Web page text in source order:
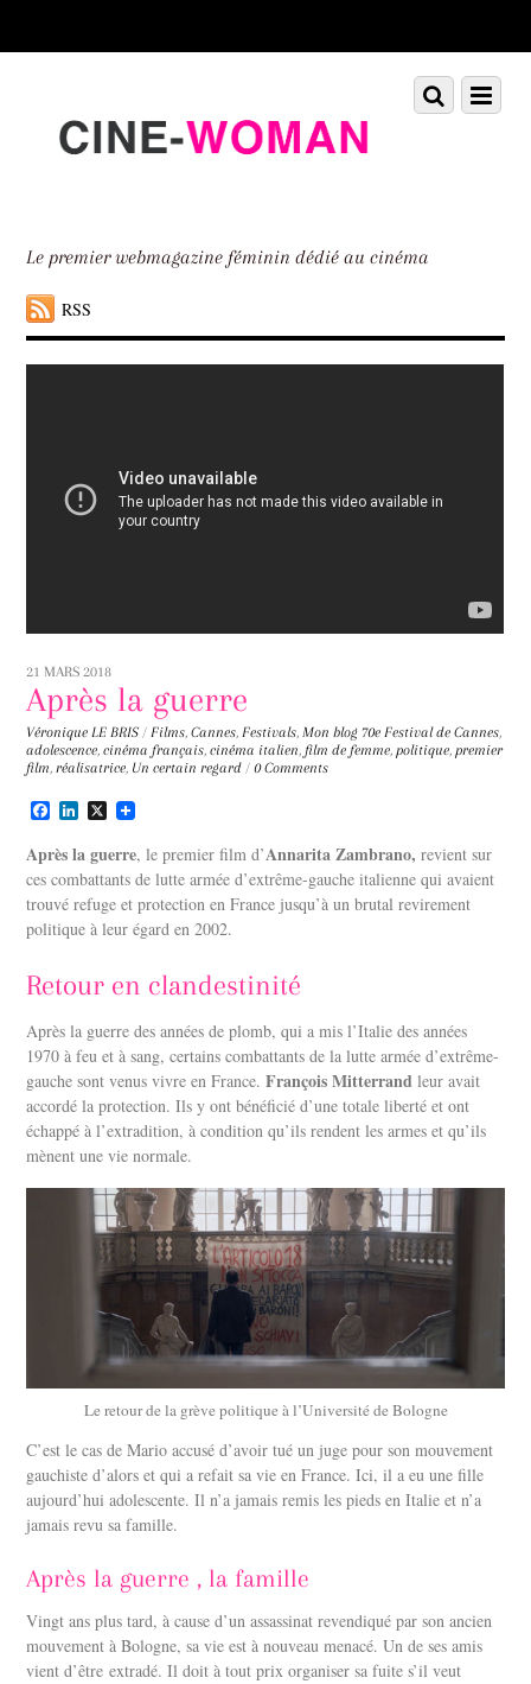
down
Le premier webmagazine féminin dédié au cinéma
RSS
Menu
Scroll
down
21 MARS 2018
Après la guerre
Véronique LE BRIS / Films,Cannes,Festivals,Mon blog 70e Festival de Cannes,
adolescence,cinéma français,cinéma italien, film de femme,politique,premier
film,réalisatrice, Un certain regard / 0 Comments
F
c
e
b
o
o
k
L
n
k
e
d
I
n
X
Après la guerre, le premier film d’Annarita Zambrano, revient sur
ces combattants de lutte armée d’extrême-gauche italienne qui avaient
trouvé refuge et protection en France jusqu’à un brutal revirement
politique à leur égard en 2002.
Retour en clandestinité
Après la guerre des années de plomb, qui a mis l’Italie des années
1970 à feu et à sang, certains combattants de la lutte armée d’extrême-
gauche sont venus vivre en France.François Mitterrand leur avait
accordé la protection. Ils y ont bénéficié d’une totale liberté et ont
échappé à l’extradition, à condition qu’ils rendent les armes et qu’ils
mènent une vie normale.
Le retour de la grève politique à l’Université de Bologne
C’est le cas de Mario accusé d’avoir tué un juge pour son mouvement
gauchiste d’alors et qui a refait sa vie en France. Ici, il a eu une fille
aujourd’hui adolescente. Il n’a jamais remis les pieds en Italie et n’a
jamais revu sa famille.
Après la guerre , la famille
Vingt ans plus tard, à cause d’un assassinat revendiqué par son ancien
mouvement à Bologne, sa vie est à nouveau menacé. Un de ses amis
vient d’être extradé. Il doit à tout prix organiser sa fuite s’il veut